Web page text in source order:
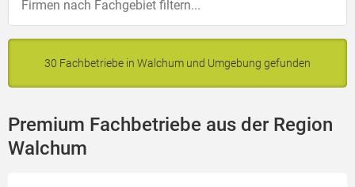
30 Fachbetriebe in Walchum und Umgebung gefunden
Premium Fachbetriebe aus der Region
Walchum